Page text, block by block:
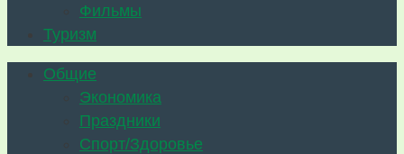
Фильмы
Туризм
Общие
Экономика
Праздники
Спорт/Здоровье